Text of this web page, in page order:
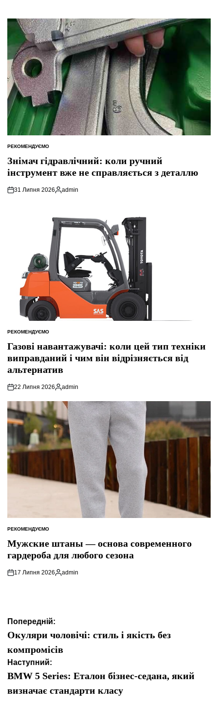
ОПУБЛІКУВАТИ
РЕКОМЕНДУЄМО
Знімач гідравлічний: коли ручний
інструмент вже не справляється з деталлю
31 Липня 2026
Опубліковано
admin
ОПУБЛІКУВАТИ
РЕКОМЕНДУЄМО
Газові навантажувачі: коли цей тип техніки
виправданий і чим він відрізняється від
альтернатив
22 Липня 2026
Опубліковано
admin
ОПУБЛІКУВАТИ
РЕКОМЕНДУЄМО
Мужские штаны — основа современного
гардероба для любого сезона
17 Липня 2026
Опубліковано
admin
Навігація
записів
Попередній:
Окуляри чоловічі: стиль і якість без
компромісів
Наступний:
BMW 5 Series: Еталон бізнес-седана, який
визначає стандарти класу